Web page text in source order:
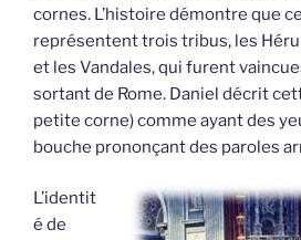
cornes. L’histoire démontre que
représentent trois tribus, les
et les Vandales, qui furent
sortant de Rome. Daniel décrit
petite corne) comme ayant des
bouche prononçant des paroles
L’identit
é de